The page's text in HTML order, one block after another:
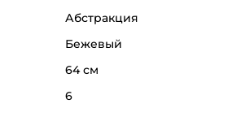
Абстракция
Бежевый
64 см
6